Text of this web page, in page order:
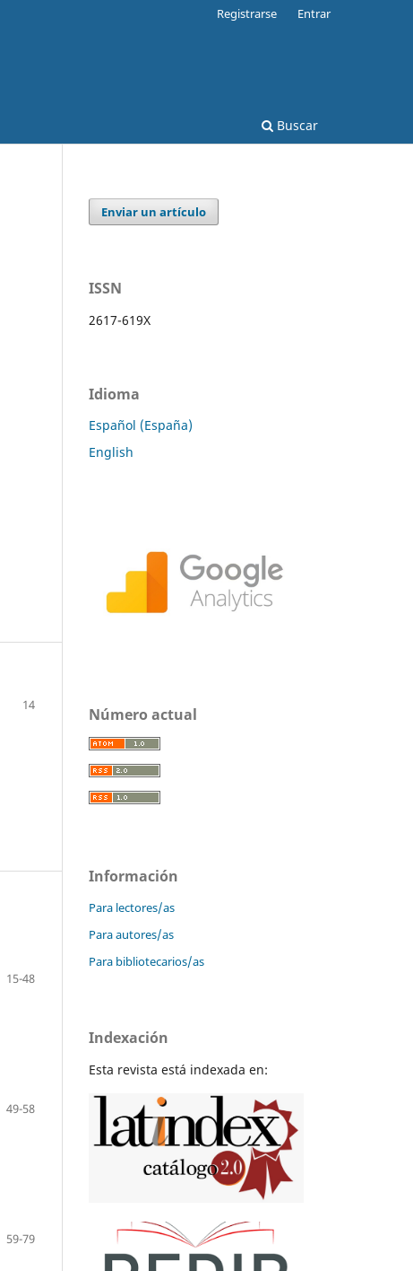
Buscar
Registrarse Entrar
14
15-48
49-58
59-79
Enviar un artículo
ISSN
2617-619X
Idioma
Español (España)
English
Número actual
Información
Para lectores/as
Para autores/as
Para bibliotecarios/as
Indexación
Esta revista está indexada en: